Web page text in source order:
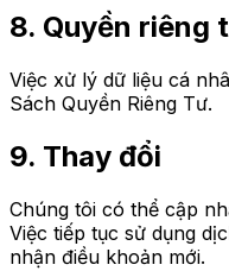
8. Quyền riêng
Việc xử lý dữ liệu cá
Sách Quyền Riêng Tư.
9. Thay đổi
Chúng tôi có thể cập
Việc tiếp tục sử dụng
nhận điều khoản mới.